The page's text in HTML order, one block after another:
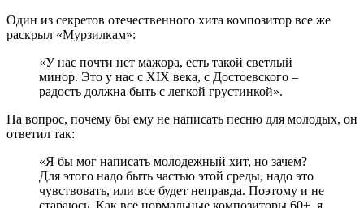
Один из секретов отечественного хита композитор все же
раскрыл «Мурзилкам»:
«У нас почти нет мажора, есть такой светлый
минор. Это у нас с XIX века, с Достоевского –
радость должна быть с легкой грустинкой».
На вопрос, почему бы ему не написать песню для молодых, он
ответил так:
«Я бы мог написать молодежный хит, но зачем?
Для этого надо быть частью этой среды, надо это
чувствовать, или все будет неправда. Поэтому и не
стараюсь. Как все нормальные композиторы 60+, я